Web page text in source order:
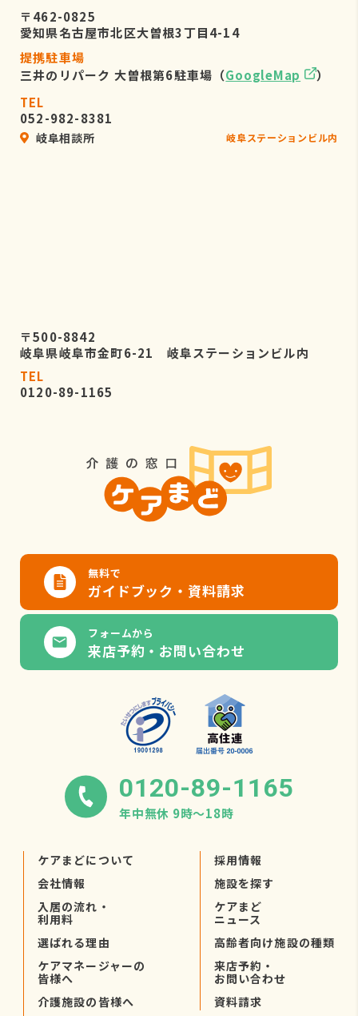
〒462-0825
愛知県名古屋市北区大曽根3丁目4-14
提携駐車場
三井のリパーク 大曽根第6駐車場（GoogleMap
）
TEL
052-982-8381
岐阜相談所 岐阜ステーションビル内
〒500-8842
岐阜県岐阜市金町6-21 岐阜ステーションビル内
TEL
0120-89-1165
無料で
ガイドブック・資料請求
フォームから
来店予約・お問い合わせ
0120-89-1165
年中無休 9時〜18時
ケアまどについて
会社情報
入居の流れ・
利用料
選ばれる理由
ケアマネージャーの
皆様へ
介護施設の皆様へ
採用情報
施設を探す
ケアまど
ニュース
高齢者向け施設の種類
来店予約・
お問い合わせ
資料請求